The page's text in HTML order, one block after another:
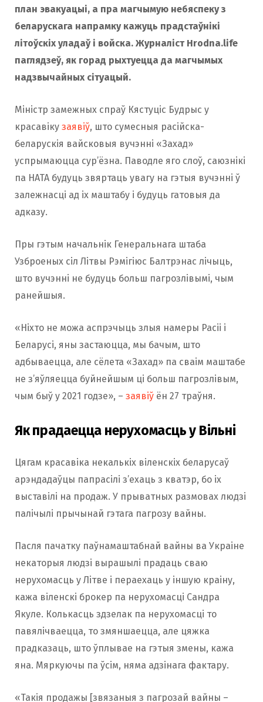
план эвакуацыі, а пра магчымую небяспеку з
беларускага напрамку кажуць прадстаўнікі
літоўскіх уладаў і войска. Журналіст Hrodna.life
паглядзеў, як горад рыхтуецца да магчымых
надзвычайных сітуацый.
Міністр замежных спраў Кястуціс Будрыс у
красавіку заявіў, што сумесныя расійска-
беларускія вайсковыя вучэнні «Захад»
успрымаюцца сур’ёзна. Паводле яго слоў, саюзнікі
па НАТА будуць звяртаць увагу на гэтыя вучэнні ў
залежнасці ад іх маштабу і будуць гатовыя да
адказу.
Пры гэтым начальнік Генеральнага штаба
Узброеных сіл Літвы Рэмігіюс Балтрэнас лічыць,
што вучэнні не будуць больш пагрозлівымі, чым
ранейшыя.
«Ніхто не можа аспрэчыць злыя намеры Расіі і
Беларусі, яны застаюцца, мы бачым, што
адбываецца, але сёлета «Захад» па сваім маштабе
не з’яўляецца буйнейшым ці больш пагрозлівым,
чым быў у 2021 годзе», – заявіў ён 27 траўня.
Як прадаецца нерухомасць у Вільні
Цягам красавіка некалькіх віленскіх беларусаў
арэндадаўцы папрасілі з’ехаць з кватэр, бо іх
выставілі на продаж. У прыватных размовах людзі
палічылі прычынай гэтага пагрозу вайны.
Пасля пачатку паўнамаштабнай вайны ва Украіне
некаторыя людзі вырашылі прадаць сваю
нерухомасць у Літве і пераехаць у іншую краіну,
кажа віленскі брокер па нерухомасці Сандра
Якуле. Колькасць здзелак па нерухомасці то
павялічваецца, то змяншаецца, але цяжка
прадказаць, што ўплывае на гэтыя змены, кажа
яна. Мяркуючы па ўсім, няма адзінага фактару.
«Такія продажы [звязаныя з пагрозай вайны –